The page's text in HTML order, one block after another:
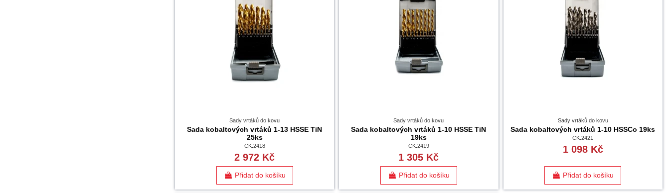
Sady vrtáků do kovu
Sada kobaltových vrtáků 1-13 HSSE TiN
25ks
CK.2418
2 972 Kč
Přidat do košíku
Sady vrtáků do kovu
Sada kobaltových vrtáků 1-10 HSSE TiN
19ks
CK.2419
1 305 Kč
Přidat do košíku
Sady vrtáků do kovu
Sada kobaltových vrtáků 1-10 HSSCo 19ks
CK.2421
1 098 Kč
Přidat do košíku